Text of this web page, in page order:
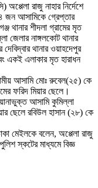
রাজু নাহার নির্দেশে
৪ জন আসামিকে গ্রেপ্তার
থানার শীদলা গ্রামের মৃত
নাঙ্গলকোট থানার
থানার ওয়াহদেপুর
একই এলাকার মৃত হারাধন
আসামি মোঃ রুবেল(২৫) কে
ফরিদ মিয়ার ছেলে।
আসামি কুমিল্লা
ছেলে রবিউল হাসান (২৮) কে
মেইলকে বলেন, অপ্পেলা রাজু
স্কটের মাধ্যমে বিজ্ঞ